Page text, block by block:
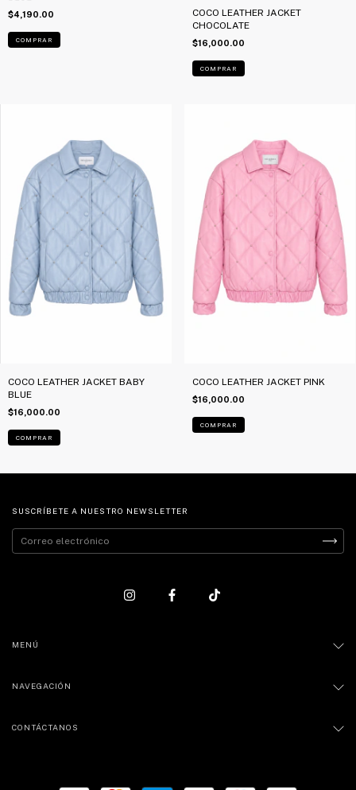
$4,190.00
COMPRAR
COCO LEATHER JACKET
CHOCOLATE
$16,000.00
COMPRAR
COCO LEATHER JACKET BABY
BLUE
$16,000.00
COMPRAR
COCO LEATHER JACKET PINK
$16,000.00
COMPRAR
SUSCRÍBETE A NUESTRO NEWSLETTER
MENÚ
NAVEGACIÓN
CONTÁCTANOS